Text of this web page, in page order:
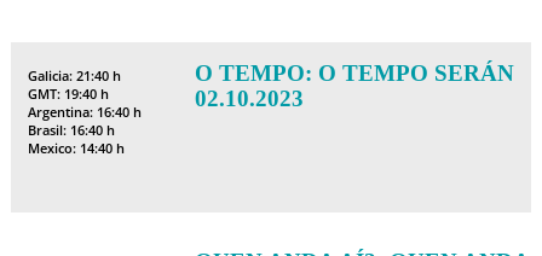
Galicia: 21:40 h
GMT: 19:40 h
Argentina: 16:40 h
Brasil: 16:40 h
Mexico: 14:40 h
O TEMPO: O TEMPO SERÁN
02.10.2023